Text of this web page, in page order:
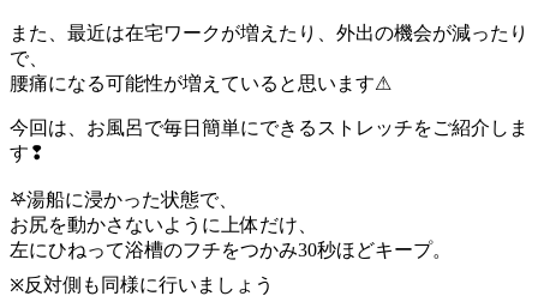
また、最近は在宅ワークが増えたり、外出の機会が減ったり
で、
腰痛になる可能性が増えていると思います⚠︎
今回は、お風呂で毎日簡単にできるストレッチをご紹介しま
す❢
𖤐湯船に浸かった状態で、
お尻を動かさないように上体だけ、
左にひねって浴槽のフチをつかみ30秒ほどキープ。
྿反対側も同様に行いましょう